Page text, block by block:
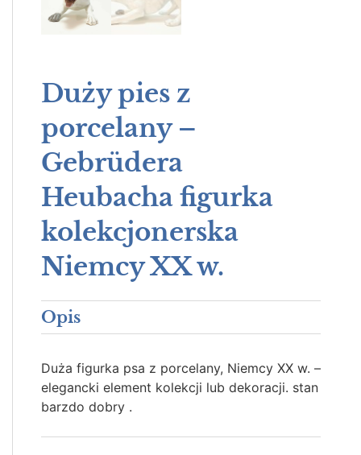
Duży pies z
porcelany –
Gebrüdera
Heubacha figurka
kolekcjonerska
Niemcy XX w.
Opis
Duża figurka psa z porcelany, Niemcy XX w. –
elegancki element kolekcji lub dekoracji. stan
barzdo dobry .